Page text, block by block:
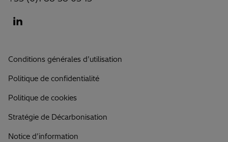
Conditions générales d’utilisation
Politique de confidentialité
Politique de cookies
Stratégie de Décarbonisation
Notice d’information